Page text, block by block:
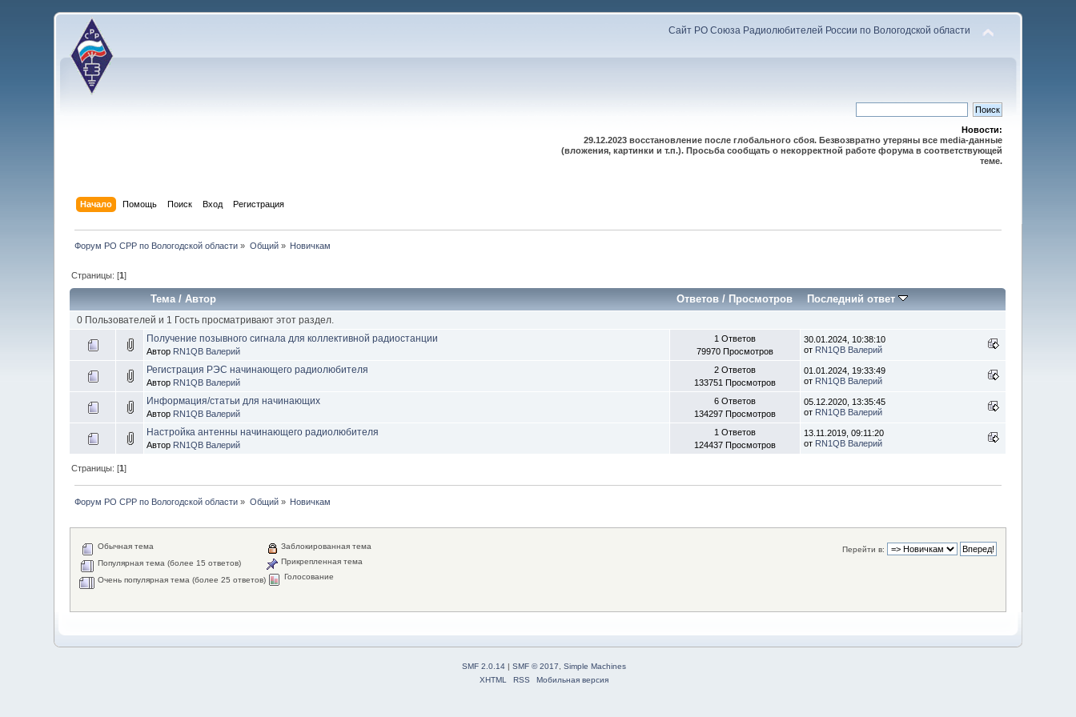
Сайт РО Союза Радиолюбителей России по Вологодской области
Новости:
29.12.2023 восстановление после глобального сбоя. Безвозвратно утеряны все media-данные
(вложения, картинки и т.п.). Просьба сообщать о некорректной работе форума в соответствующей
теме.
Начало Помощь Поиск Вход Регистрация
Форум РО СРР по Вологодской области » Общий» Новичкам
Страницы: [1]
Тема/Автор Ответов /Просмотров Последний ответ
0 Пользователей и 1 Гость просматривают этот раздел.
Получение позывного сигнала для коллективной радиостанции
Автор RN1QB Валерий
1 Ответов
79970 Просмотров
30.01.2024, 10:38:10
от RN1QB Валерий
Регистрация РЭС начинающего радиолюбителя
Автор RN1QB Валерий
2 Ответов
133751 Просмотров
01.01.2024, 19:33:49
от RN1QB Валерий
Информация/статьи для начинающих
Автор RN1QB Валерий
6 Ответов
134297 Просмотров
05.12.2020, 13:35:45
от RN1QB Валерий
Настройка антенны начинающего радиолюбителя
Автор RN1QB Валерий
1 Ответов
124437 Просмотров
13.11.2019, 09:11:20
от RN1QB Валерий
Страницы: [1]
Форум РО СРР по Вологодской области » Общий» Новичкам
Перейти в:
Обычная тема
Популярная тема (более 15 ответов)
Очень популярная тема (более 25 ответов)
Заблокированная тема
Прикрепленная тема
Голосование
SMF 2.0.14 | SMF © 2017, Simple Machines
XHTML
RSS Мобильная версия